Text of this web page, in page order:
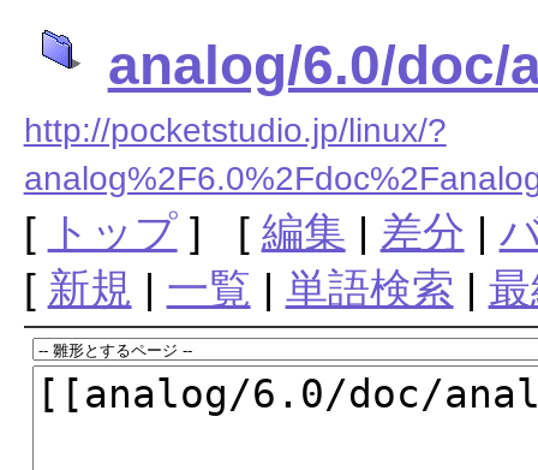
analog/6.0/doc/
http://pocketstudio.jp/linux/?
[ トップ] [ 編集 | 差分 |
[ 新規 | 一覧 | 単語検索 |